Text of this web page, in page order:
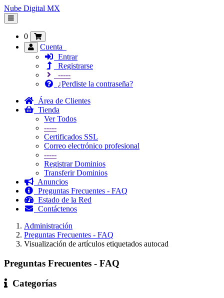
Nube Digital MX
Alternar
Navegación
0
Cuenta
Entrar
Registrarse
-----
¿Perdiste la contraseña?
Área de Clientes
Tienda
Ver Todos
-----
Certificados SSL
Correo electrónico profesional
-----
Registrar Dominios
Transferir Dominios
Anuncios
Preguntas Frecuentes - FAQ
Estado de la Red
Contáctenos
Administración
Preguntas Frecuentes - FAQ
Visualización de artículos etiquetados autocad
Preguntas Frecuentes - FAQ
Categorías